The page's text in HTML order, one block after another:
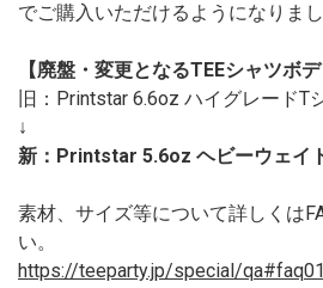
でご購入いただけるようになりまし
【廃盤・変更となるTEEシャツボデ
旧：Printstar 6.6oz ハイグレードT
↓
新：Printstar 5.6oz ヘビーウェイ
素材、サイズ等について詳しくは
い。
https://teeparty.jp/special/